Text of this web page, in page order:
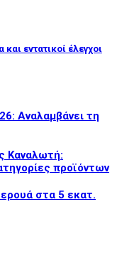
εντατικοί έλεγχοι
Αναλαμβάνει τη
Καναλωτή:
προϊόντων
στα 5 εκατ.